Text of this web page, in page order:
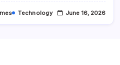
Technology June 16, 2026